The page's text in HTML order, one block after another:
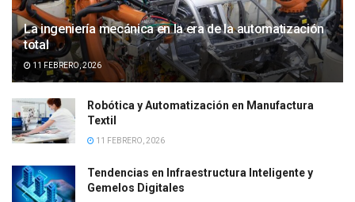
La ingeniería mecánica en la era de la automatización
total
11 FEBRERO, 2026
Robótica y Automatización en Manufactura
Textil
11 FEBRERO, 2026
Tendencias en Infraestructura Inteligente y
Gemelos Digitales